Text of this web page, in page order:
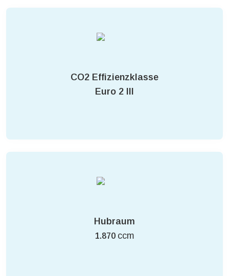
CO2 Effizienzklasse
Euro 2 III
Hubraum
1.870 ccm